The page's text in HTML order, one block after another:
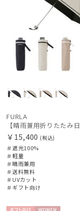
FURLA
￥15,400 (税込)
＃遮光100%
＃軽量
＃晴雨兼用
＃送料無料
＃UVカット
＃ギフト向け